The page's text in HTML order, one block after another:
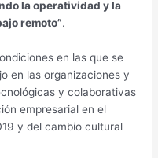
la operatividad y la
remoto”.
en las que se
en las organizaciones y
y colaborativas
empresarial en el
y del cambio cultural